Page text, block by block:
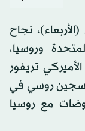
نجاح
وروسيا،
تريفور
سجين روسي في
مع روسيا